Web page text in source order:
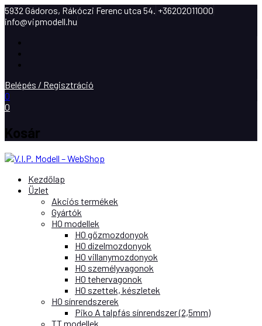
5932 Gádoros, Rákóczi Ferenc utca 54. +36202011000
info@vipmodell.hu
Belépés / Regisztráció
0
0
Kosár
Kezdőlap
Üzlet
Akciós termékek
Gyártók
H0 modellek
H0 gőzmozdonyok
H0 dízelmozdonyok
H0 villanymozdonyok
H0 személyvagonok
H0 tehervagonok
H0 szettek, készletek
H0 sínrendszerek
Piko A talpfás sínrendszer (2,5mm)
TT modellek